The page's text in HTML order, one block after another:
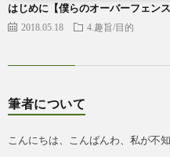
はじめに【僕らのオーバーフェンス
2018.05.18 4.趣旨/目的
筆者について
こんにちは、こんばんわ、私が不知